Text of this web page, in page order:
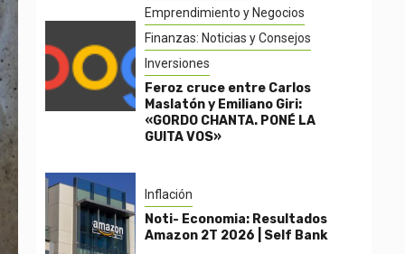
Emprendimiento y Negocios
Finanzas: Noticias y Consejos
Inversiones
Feroz cruce entre Carlos
Maslatón y Emiliano Giri:
«GORDO CHANTA. PONÉ LA
GUITA VOS»
Inflación
Noti- Economia: Resultados
Amazon 2T 2026 | Self Bank